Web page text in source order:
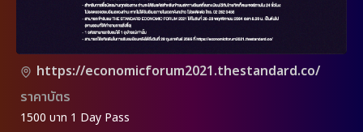
https://economicforum2021.thestandard.co/
ราคาบัตร
1500 บาท 1 Day Pass